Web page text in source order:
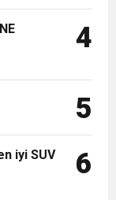
4
5
iyi SUV
6